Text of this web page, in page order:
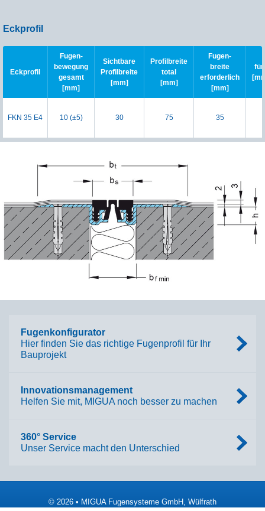
Eckprofil
Eckprofil
Fugen-
bewegung
gesamt
[mm]
Sichtbare
Profilbreite
[mm]
Profilbreite
total
[mm]
Fugen-
breite
erforderlich
[mm]
für
FKN 35 E4 10 (±5) 30 75 35
Fugenkonfigurator
Hier finden Sie das richtige Fugenprofil für Ihr
Bauprojekt
Innovationsmanagement
Helfen Sie mit, MIGUA noch besser zu machen
360° Service
Unser Service macht den Unterschied
© 2026 • MIGUA Fugensysteme GmbH, Wülfrath